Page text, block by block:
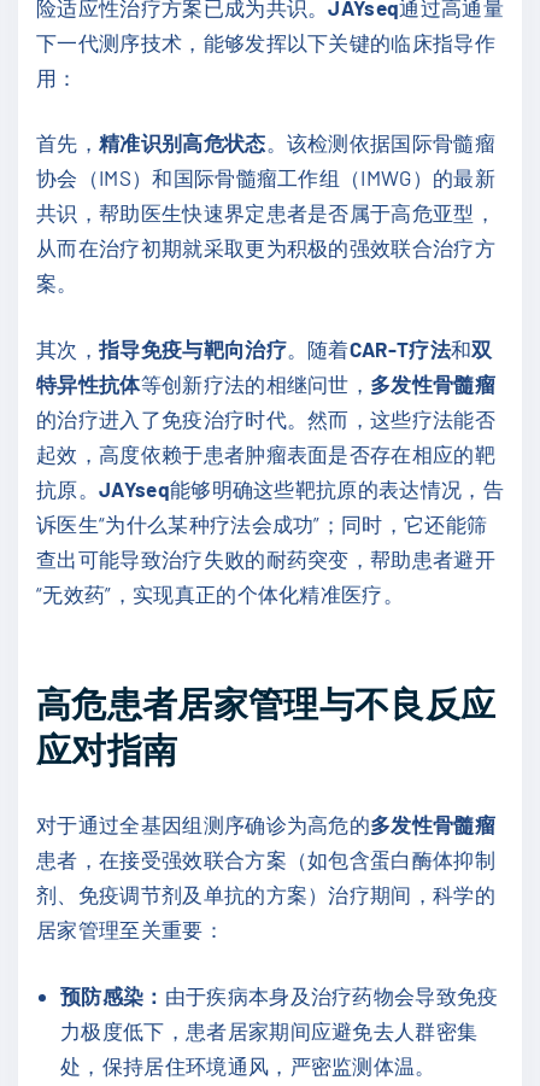
险适应性治疗方案已成为共识。JAYseq通过高通量
下一代测序技术，能够发挥以下关键的临床指导作
用：
首先， 精准识别高危状态。该检测依据国际骨髓瘤
协会（IMS）和国际骨髓瘤工作组（IMWG）的最新
共识，帮助医生快速界定患者是否属于高危亚型，
从而在治疗初期就采取更为积极的强效联合治疗方
案。
其次， 指导免疫与靶向治疗。随着CAR-T疗法和双
特异性抗体等创新疗法的相继问世， 多发性骨髓瘤
的治疗进入了免疫治疗时代。然而，这些疗法能否
起效，高度依赖于患者肿瘤表面是否存在相应的靶
抗原。 JAYseq能够明确这些靶抗原的表达情况，告
诉医生“为什么某种疗法会成功”；同时，它还能筛
查出可能导致治疗失败的耐药突变，帮助患者避开
“无效药”，实现真正的个体化精准医疗。
高危患者居家管理与不良反应
应对指南
对于通过全基因组测序确诊为高危的多发性骨髓瘤
患者，在接受强效联合方案（如包含蛋白酶体抑制
剂、免疫调节剂及单抗的方案）治疗期间，科学的
居家管理至关重要：
预防感染： 由于疾病本身及治疗药物会导致免疫
力极度低下，患者居家期间应避免去人群密集
处，保持居住环境通风，严密监测体温。